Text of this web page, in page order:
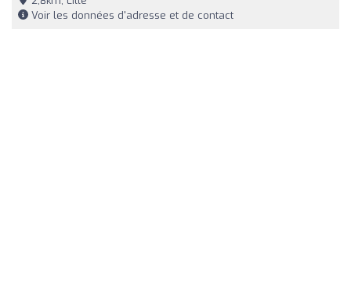
Voir les données d'adresse et de contact